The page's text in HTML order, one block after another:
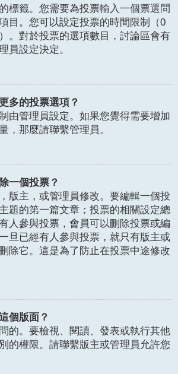
標籤。您需要為投票輸入一個票選問
目。您可以設定投票的時間限制（0
。對於投票的選項數目，討論區會有
員設定決定。
多的投票選項？
由管理員設定。如果您覺得需要增加
，那麼請聯繫管理員。
一個投票？
版主，或管理員修改。要編輯一個投
題的第一篇文章；投票的相關設定總
人參與投票，會員可以刪除投票或編
旦已經有人參與投票，就只有版主或
除它。這是為了防止在投票中途修改
個版面？
的。要檢視、閱讀、發表或執行其他
的權限。請聯繫版主或管理員允許您